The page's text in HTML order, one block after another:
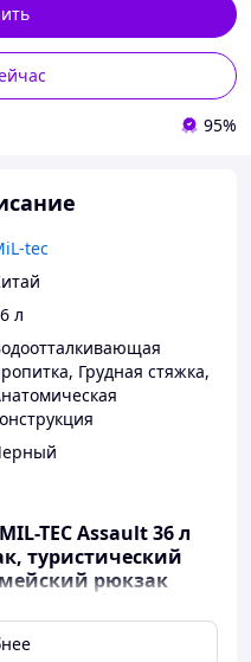
95%
tec
л
, Грудная стяжка,
TEC Assault 36 л
туристический
рюкзак